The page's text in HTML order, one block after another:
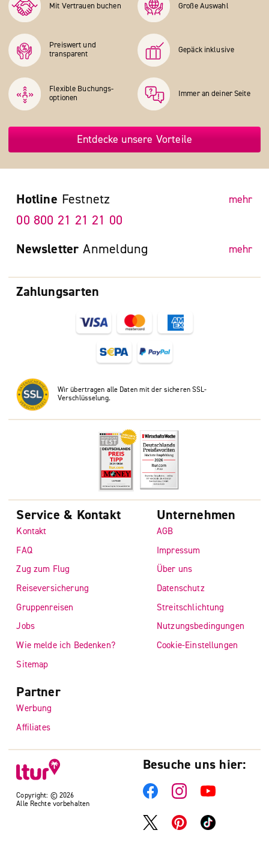
Mit Vertrauen buchen Große Auswahl
Preiswert und
transparent
Gepäck inklusive
Flexible Buchungs­
optionen
Immer an deiner Seite
Entdecke unsere Vorteile
Zahlungsarten
Wir übertragen alle Daten mit der sicheren SSL-
Verschlüsselung.
Hotline Festnetz mehr
00 800 21 21 21 00
Newsletter Anmeldung mehr
Copyright: © 2026
Alle Rechte vorbehalten
Service & Kontakt
Kontakt
FAQ
Zug zum Flug
Reiseversicherung
Gruppenreisen
Jobs
Wie melde ich Bedenken?
Sitemap
Unternehmen
AGB
Impressum
Über uns
Datenschutz
Streitschlichtung
Nutzungsbedingungen
Cookie-Einstellungen
Partner
Werbung
Affiliates
Besuche uns hier: